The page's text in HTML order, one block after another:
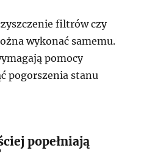
filtrów czy
wykonać samemu.
pomocy
pogorszenia stanu
popełniają